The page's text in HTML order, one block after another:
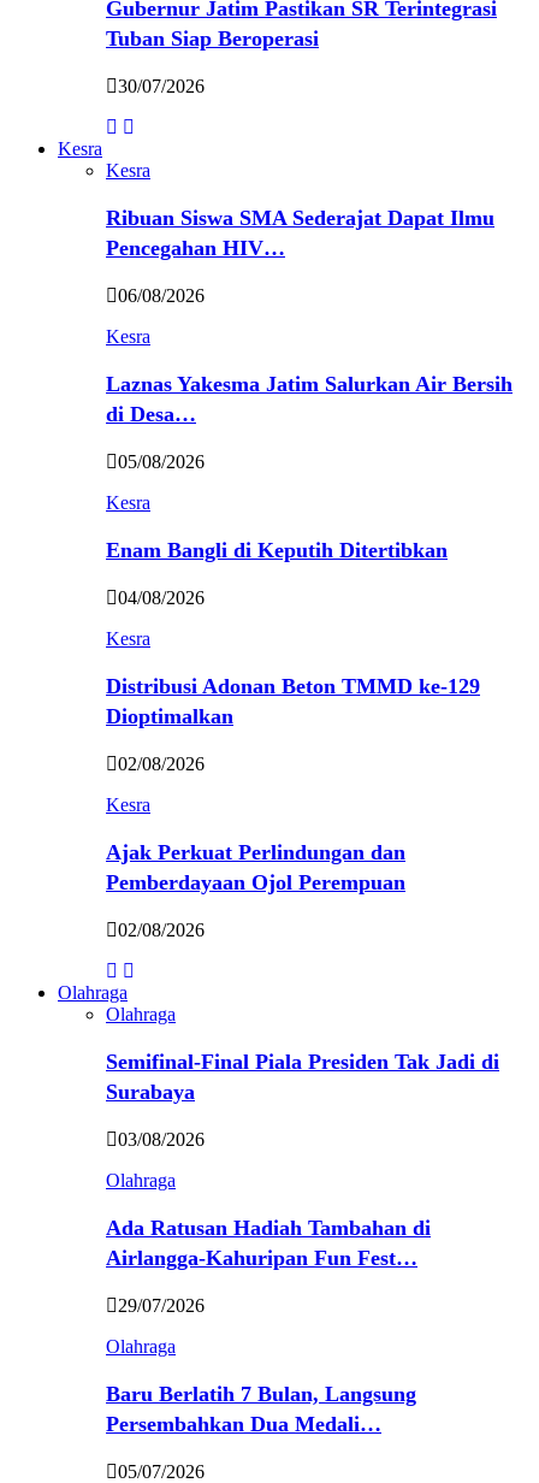
Gubernur Jatim Pastikan SR Terintegrasi
Tuban Siap Beroperasi
30/07/2026
Kesra
Kesra
Ribuan Siswa SMA Sederajat Dapat Ilmu
Pencegahan HIV…
06/08/2026
Kesra
Laznas Yakesma Jatim Salurkan Air Bersih
di Desa…
05/08/2026
Kesra
Enam Bangli di Keputih Ditertibkan
04/08/2026
Kesra
Distribusi Adonan Beton TMMD ke-129
Dioptimalkan
02/08/2026
Kesra
Ajak Perkuat Perlindungan dan
Pemberdayaan Ojol Perempuan
02/08/2026
Olahraga
Olahraga
Semifinal-Final Piala Presiden Tak Jadi di
Surabaya
03/08/2026
Olahraga
Ada Ratusan Hadiah Tambahan di
Airlangga-Kahuripan Fun Fest…
29/07/2026
Olahraga
Baru Berlatih 7 Bulan, Langsung
Persembahkan Dua Medali…
05/07/2026